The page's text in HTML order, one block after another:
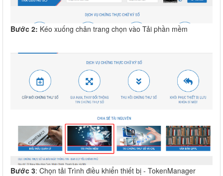
Bước 2: Kéo xuống chân trang chọn vào Tải phần mềm
Bước 3: Chọn tải Trình điều khiển thiết bị - TokenManager